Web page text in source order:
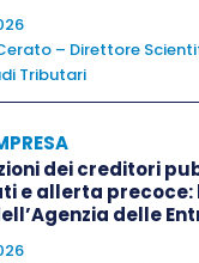
nel richiamato
e pertanto gli
assumono
– Direttore
Tributari
dei creditori
e allerta precoce:
delle